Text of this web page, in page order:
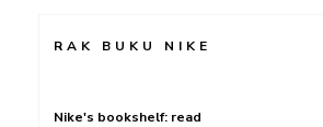
RAK BUKU NIKE
Nike's bookshelf: read